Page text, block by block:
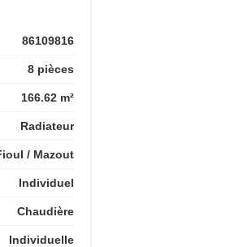
86109816
8 pièces
166.62 m²
Radiateur
/ Mazout
Individuel
Chaudière
Individuelle